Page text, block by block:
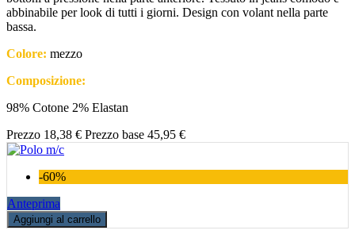
abbinabile per look di tutti i giorni. Design con volant nella parte
bassa.
Colore: mezzo
Composizione:
98% Cotone 2% Elastan
Prezzo 18,38 € Prezzo base 45,95 €
-60%
Anteprima
Aggiungi al carrello